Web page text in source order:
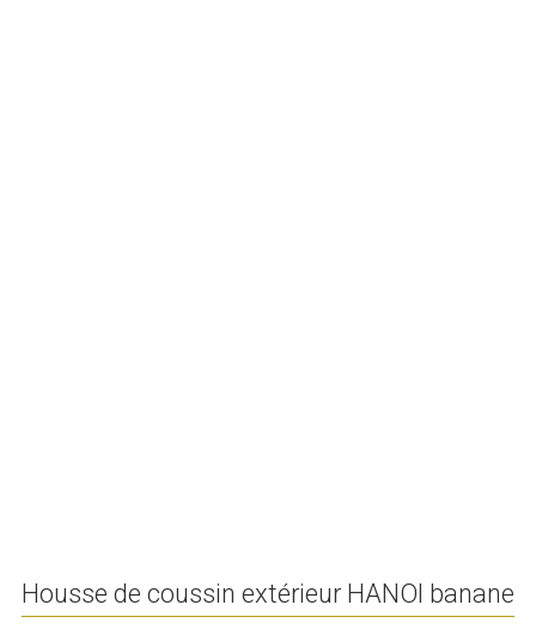
Housse de coussin extérieur HANOI banane